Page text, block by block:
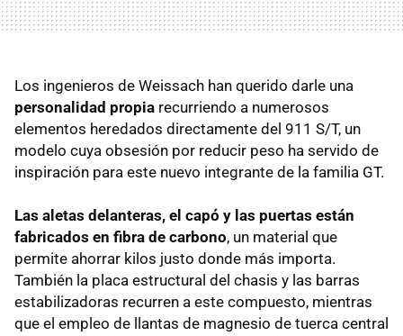
Los ingenieros de Weissach han querido darle una
personalidad propia recurriendo a numerosos
elementos heredados directamente del 911 S/T, un
modelo cuya obsesión por reducir peso ha servido de
inspiración para este nuevo integrante de la familia GT.
Las aletas delanteras, el capó y las puertas están
fabricados en fibra de carbono, un material que
permite ahorrar kilos justo donde más importa.
También la placa estructural del chasis y las barras
estabilizadoras recurren a este compuesto, mientras
que el empleo de llantas de magnesio de tuerca central